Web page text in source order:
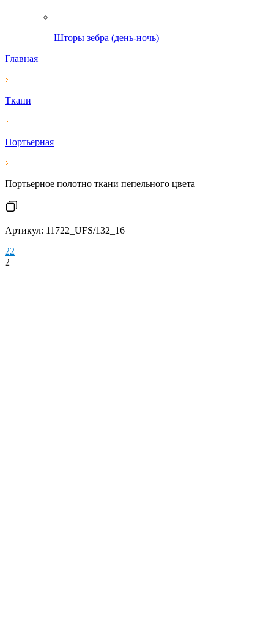
Шторы зебра (день-ночь)
Главная
Ткани
Портьерная
Портьерное полотно ткани пепельного цвета
Артикул: 11722_UFS/132_16
22
2